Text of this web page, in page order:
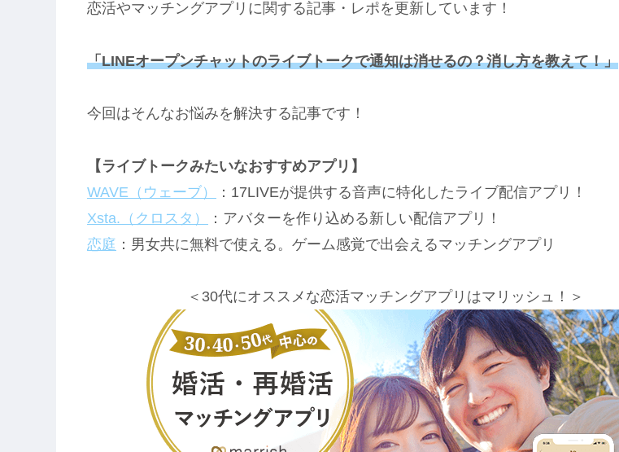
恋活やマッチングアプリに関する記事・レポを更新しています！
「LINEオープンチャットのライブトークで通知は消せるの？消し方を教えて！」
今回はそんなお悩みを解決する記事です！
【ライブトークみたいなおすすめアプリ】
WAVE（ウェーブ）
：17LIVEが提供する音声に特化したライブ配信アプリ！
Xsta.（クロスタ）
：アバターを作り込める新しい配信アプリ！
恋庭 ：男女共に無料で使える。ゲーム感覚で出会えるマッチングアプリ
＜30代にオススメな恋活マッチングアプリはマリッシュ！＞